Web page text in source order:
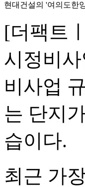
현대건설의 '여의도한
[더팩트
시정비
비사업
는 단지
습이다.
최근 가